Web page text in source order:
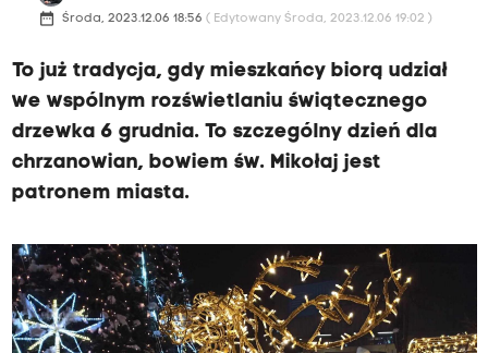
date_range Środa, 2023.12.06 18:56 ( Edytowany Środa, 2023.12.06 19:02 )
To już tradycja, gdy mieszkańcy biorą udział
we wspólnym rozświetlaniu świątecznego
drzewka 6 grudnia. To szczególny dzień dla
chrzanowian, bowiem św. Mikołaj jest
patronem miasta.